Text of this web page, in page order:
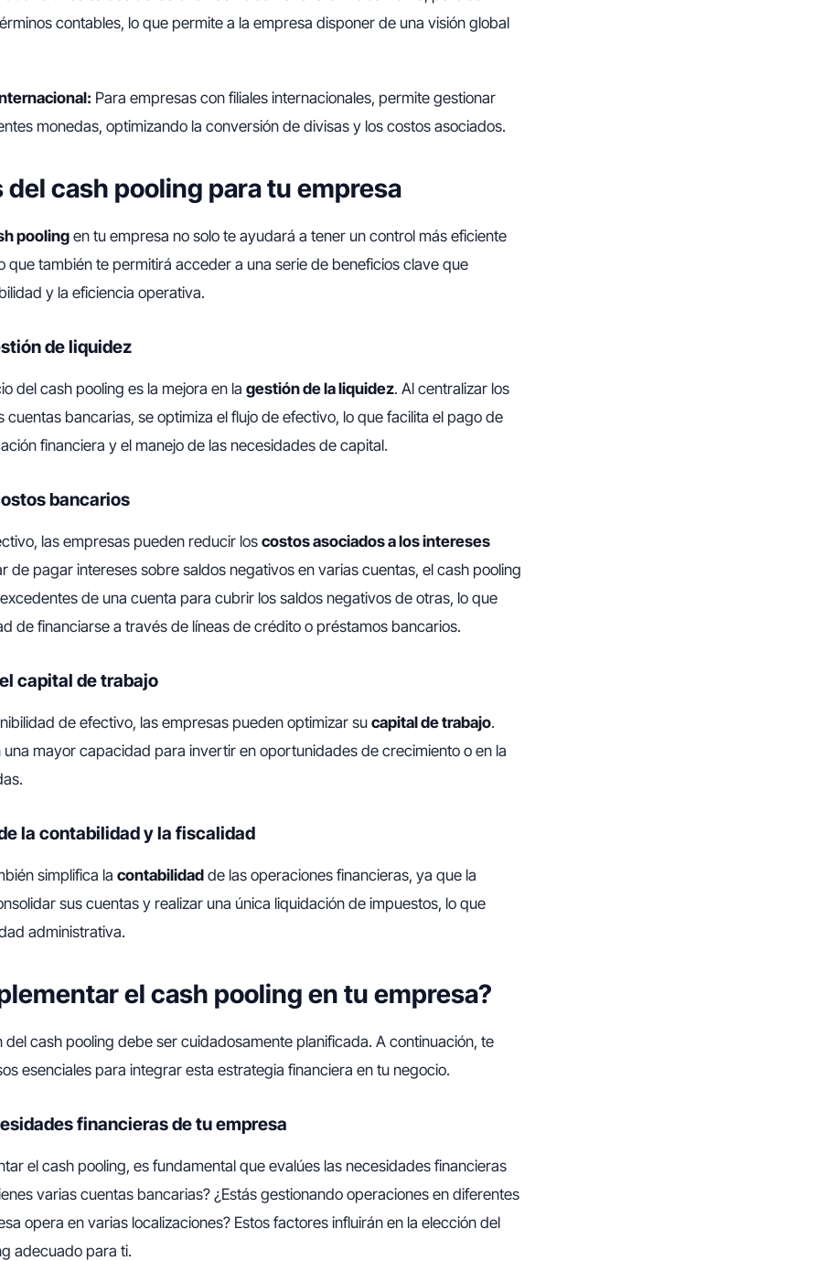
contables, lo que permite a la empresa disponer de una visión global
Para empresas con filiales internacionales, permite gestionar
monedas, optimizando la conversión de divisas y los costos asociados.
cash pooling para tu empresa
pooling en tu empresa no solo te ayudará a tener un control más eficiente
que también te permitirá acceder a una serie de beneficios clave que
y la eficiencia operativa.
de liquidez
del cash pooling es la mejora en la gestión de la liquidez. Al centralizar los
cuentas bancarias, se optimiza el flujo de efectivo, lo que facilita el pago de
financiera y el manejo de las necesidades de capital.
bancarios
las empresas pueden reducir los costos asociados a los intereses
de pagar intereses sobre saldos negativos en varias cuentas, el cash pooling
de una cuenta para cubrir los saldos negativos de otras, lo que
de financiarse a través de líneas de crédito o préstamos bancarios.
capital de trabajo
de efectivo, las empresas pueden optimizar su capital de trabajo.
una mayor capacidad para invertir en oportunidades de crecimiento o en la
la contabilidad y la fiscalidad
simplifica la contabilidad de las operaciones financieras, ya que la
sus cuentas y realizar una única liquidación de impuestos, lo que
administrativa.
el cash pooling en tu empresa?
del cash pooling debe ser cuidadosamente planificada. A continuación, te
esenciales para integrar esta estrategia financiera en tu negocio.
financieras de tu empresa
el cash pooling, es fundamental que evalúes las necesidades financieras
varias cuentas bancarias? ¿Estás gestionando operaciones en diferentes
opera en varias localizaciones? Estos factores influirán en la elección del
adecuado para ti.